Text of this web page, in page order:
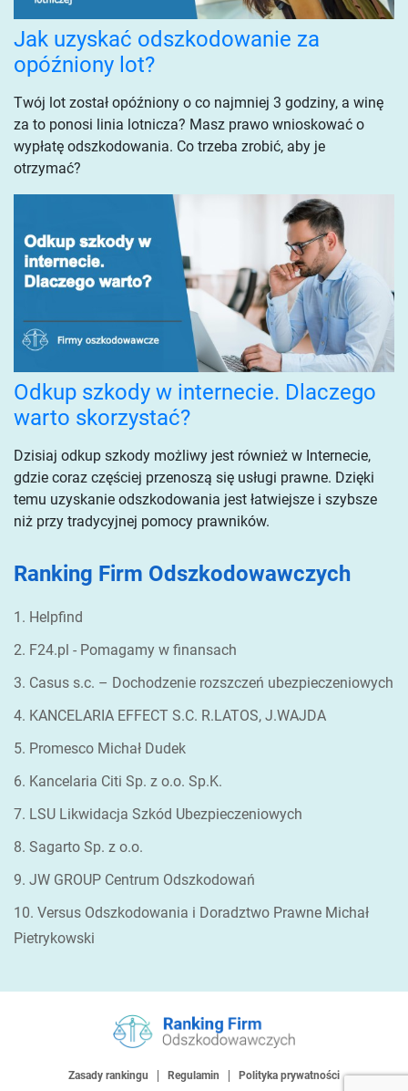
Jak uzyskać odszkodowanie za
opóźniony lot?
Twój lot został opóźniony o co najmniej 3 godziny, a winę
za to ponosi linia lotnicza? Masz prawo wnioskować o
wypłatę odszkodowania. Co trzeba zrobić, aby je
otrzymać?
Odkup szkody w internecie. Dlaczego
warto skorzystać?
Dzisiaj odkup szkody możliwy jest również w Internecie,
gdzie coraz częściej przenoszą się usługi prawne. Dzięki
temu uzyskanie odszkodowania jest łatwiejsze i szybsze
niż przy tradycyjnej pomocy prawników.
Ranking Firm Odszkodowawczych
1. Helpfind
2. F24.pl - Pomagamy w finansach
3. Casus s.c. – Dochodzenie rozszczeń ubezpieczeniowych
4. KANCELARIA EFFECT S.C. R.LATOS, J.WAJDA
5. Promesco Michał Dudek
6. Kancelaria Citi Sp. z o.o. Sp.K.
7. LSU Likwidacja Szkód Ubezpieczeniowych
8. Sagarto Sp. z o.o.
9. JW GROUP Centrum Odszkodowań
10. Versus Odszkodowania i Doradztwo Prawne Michał
Pietrykowski
Zasady rankingu Regulamin Polityka prywatności